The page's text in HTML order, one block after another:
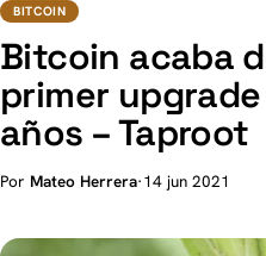
BITCOIN
Bitcoin acaba
primer
años – Taproot
Por Mateo Herrera·14 jun 2021